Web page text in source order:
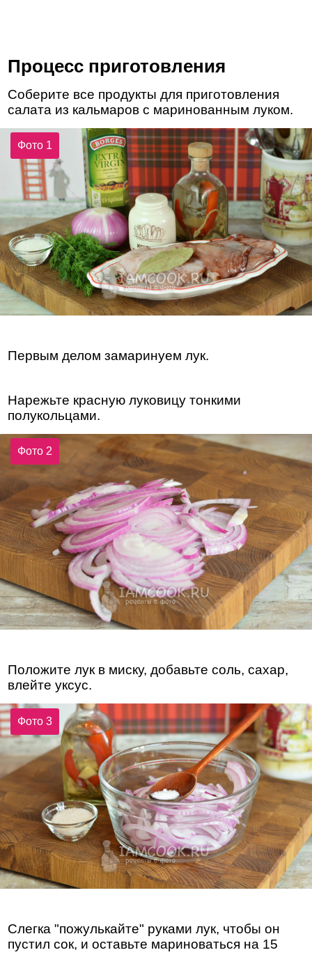
Процесс приготовления
Соберите все продукты для приготовления
салата из кальмаров с маринованным луком.
Фото 1
Первым делом замаринуем лук.
Нарежьте красную луковицу тонкими
полукольцами.
Фото 2
Положите лук в миску, добавьте соль, сахар,
влейте уксус.
Фото 3
Слегка "пожулькайте" руками лук, чтобы он
пустил сок, и оставьте мариноваться на 15